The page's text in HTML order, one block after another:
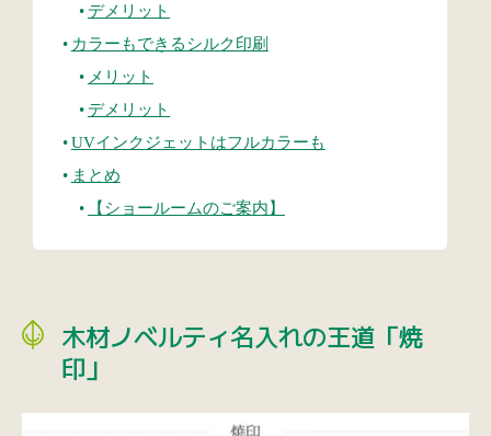
デメリット
カラーもできるシルク印刷
メリット
デメリット
UVインクジェットはフルカラーも
まとめ
【ショールームのご案内】
木材ノベルティ名入れの王道「焼
印」